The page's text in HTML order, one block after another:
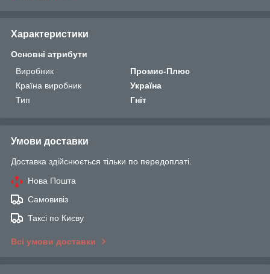
Характеристики
Основні атрибути
Виробник
Промис-Плюс
Країна виробник
Україна
Тип
Гніт
Умови доставки
Доставка здійснюється тільки по передоплаті.
Нова Пошта
Самовивіз
Таксі по Києву
Всі умови доставки